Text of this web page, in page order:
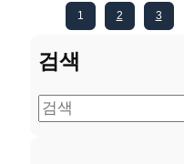
1 2 3
검색
검